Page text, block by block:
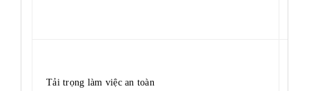
Tải trọng làm việc an toàn